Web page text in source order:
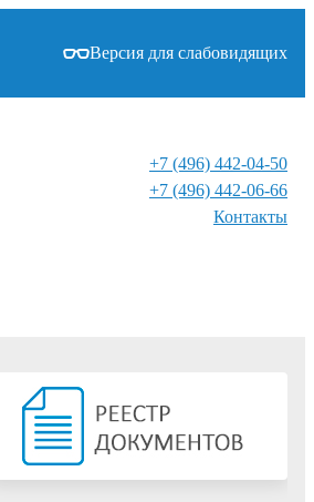
Версия для слабовидящих
+7 (496) 442-04-50
+7 (496) 442-06-66
Контакты⁠